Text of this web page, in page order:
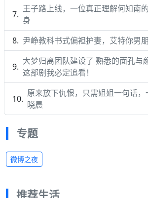
王子路上线，一位真正理解何知南
身
尹峥教科书式偏袒护妻，艾特你男
大梦归离团队建设了 熟悉的面孔与
这部剧我必定追看！
原来放下仇恨，只需姐姐一句话，
晓晨
专题
微博之夜
推荐生活